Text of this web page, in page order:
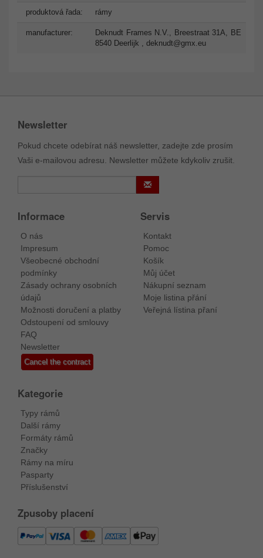
produktová řada: rámy
manufacturer:
Deknudt Frames N.V., Breestraat 31A, BE
8540 Deerlijk , deknudt@gmx.eu
Newsletter
Pokud chcete odebírat náš newsletter, zadejte zde prosím
Vaši e-mailovou adresu. Newsletter můžete kdykoliv zrušit.
Informace
O nás
Impresum
Všeobecné obchodní
podmínky
Zásady ochrany osobních
údajů
Možnosti doručení a platby
Odstoupení od smlouvy
FAQ
Newsletter
Cancel the contract
Servis
Kontakt
Pomoc
Košík
Můj účet
Nákupní seznam
Moje listina přání
Veřejná lístina přaní
Kategorie
Typy rámů
Další rámy
Formáty rámů
Značky
Rámy na míru
Pasparty
Příslušenství
Zpusoby placení